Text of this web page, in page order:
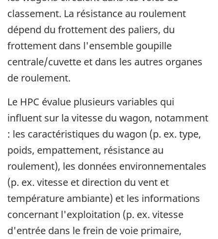
classement. La résistance au roulement
dépend du frottement des paliers, du
frottement dans l'ensemble goupille
centrale/cuvette et dans les autres organes
de roulement.
Le HPC évalue plusieurs variables qui
influent sur la vitesse du wagon, notamment
: les caractéristiques du wagon (p. ex. type,
poids, empattement, résistance au
roulement), les données environnementales
(p. ex. vitesse et direction du vent et
température ambiante) et les informations
concernant l'exploitation (p. ex. vitesse
d'entrée dans le frein de voie primaire,